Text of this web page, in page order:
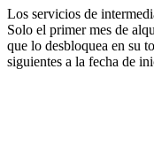
Los servicios de
Solo el primer mes de
que lo desbloquea en su
siguientes a la fecha de